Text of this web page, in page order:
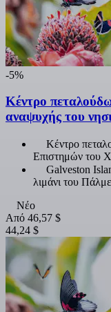
-5%
Κέντρο
αναψυχής του
Κέντρο
Επιστημών του
Galveston
λιμάνι του
Νέο
Από 46,57 $
44,24 $